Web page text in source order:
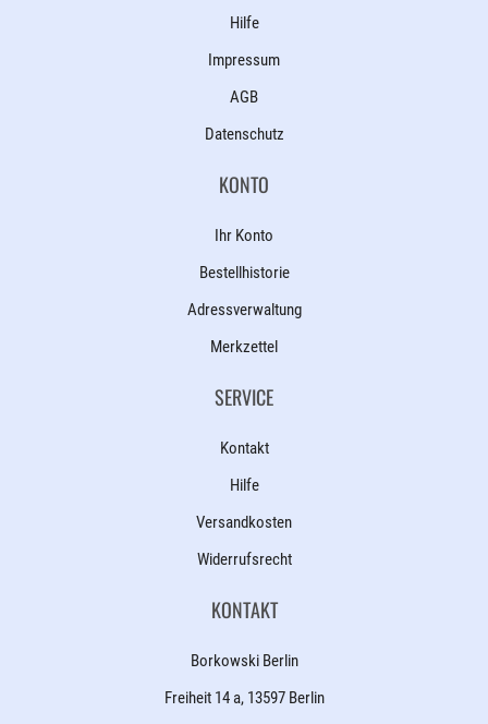
Hilfe
Impressum
AGB
Datenschutz
KONTO
Ihr Konto
Bestellhistorie
Adressverwaltung
Merkzettel
SERVICE
Kontakt
Hilfe
Versandkosten
Widerrufsrecht
KONTAKT
Borkowski Berlin
Freiheit 14 a, 13597 Berlin